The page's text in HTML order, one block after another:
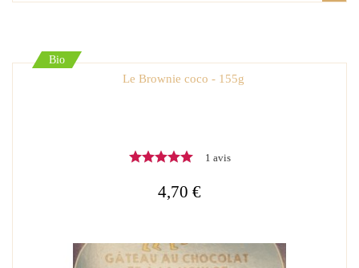
Bio
Le Brownie coco - 155g
1 avis
4,70 €